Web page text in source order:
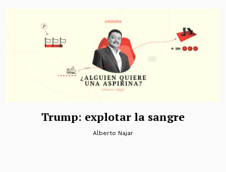
Trump: explotar la sangre
Alberto Najar